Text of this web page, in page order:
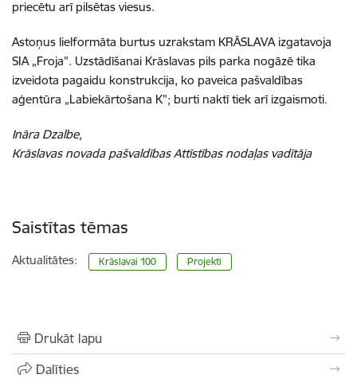
priecētu arī pilsētas viesus.
Astoņus lielformāta burtus uzrakstam KRĀSLAVA izgatavoja
SIA „Froja”. Uzstādīšanai Krāslavas pils parka nogāzē tika
izveidota pagaidu konstrukcija, ko paveica pašvaldības
aģentūra „Labiekārtošana K”; burti naktī tiek arī izgaismoti.
Ināra Dzalbe,
Krāslavas novada pašvaldības Attīstības nodaļas vadītāja
Saistītas tēmas
Aktualitātes: Krāslavai 100 Projekti
Drukāt lapu
Dalīties